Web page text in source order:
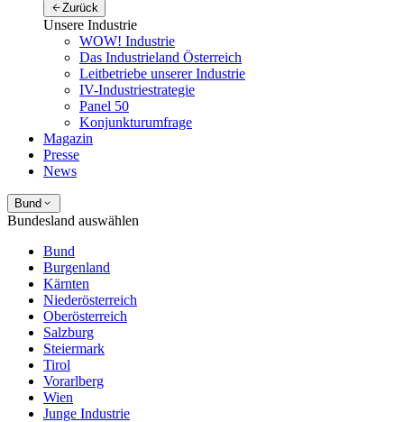
Zurück
Unsere Industrie
WOW! Industrie
Das Industrieland Österreich
Leitbetriebe unserer Industrie
IV-Industriestrategie
Panel 50
Konjunkturumfrage
Magazin
Presse
News
Bund
Bundesland auswählen
Bund
Burgenland
Kärnten
Niederösterreich
Oberösterreich
Salzburg
Steiermark
Tirol
Vorarlberg
Wien
Junge Industrie